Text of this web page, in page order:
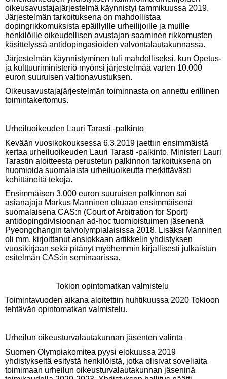
oikeusavustajajärjestelmä käynnistyi tammikuussa 2019.
Järjestelmän tarkoituksena on mahdollistaa
dopingrikkomuksista epäillyille urheilijoille ja muille
henkilöille oikeudellisen avustajan saaminen rikkomusten
käsittelyssä antidopingasioiden valvontalautakunnassa.
Järjestelmän käynnistyminen tuli mahdolliseksi, kun Opetus-
ja kulttuuriministeriö myönsi järjestelmää varten 10.000
euron suuruisen valtionavustuksen.
Oikeusavustajajärjestelmän toiminnasta on annettu erillinen
toimintakertomus.
Urheiluoikeuden Lauri Tarasti -palkinto
Kevään vuosikokouksessa 6.3.2019 jaettiin ensimmäistä
kertaa urheiluoikeuden Lauri Tarasti -palkinto. Ministeri Lauri
Tarastin aloitteesta perustetun palkinnon tarkoituksena on
huomioida suomalaista urheiluoikeutta merkittävästi
kehittäneitä tekoja.
Ensimmäisen 3.000 euron suuruisen palkinnon sai
asianajaja Markus Manninen oltuaan ensimmäisenä
suomalaisena CAS:n (Court of Arbitration for Sport)
antidopingdivisioonan ad-hoc tuomioistuimen jäsenenä
Pyeongchangin talviolympialaisissa 2018. Lisäksi Manninen
oli mm. kirjoittanut ansiokkaan artikkelin yhdistyksen
vuosikirjaan sekä pitänyt myöhemmin kirjallisesti julkaistun
esitelmän CAS:in seminaarissa.
Tokion opintomatkan valmistelu
Toimintavuoden aikana aloitettiin huhtikuussa 2020 Tokioon
tehtävän opintomatkan valmistelu.
Urheilun oikeusturvalautakunnan jäsenten valinta
Suomen Olympiakomitea pyysi elokuussa 2019
yhdistykseltä esitystä henkilöistä, jotka olisivat soveliaita
toimimaan urheilun oikeusturvalautakunnan jäseninä